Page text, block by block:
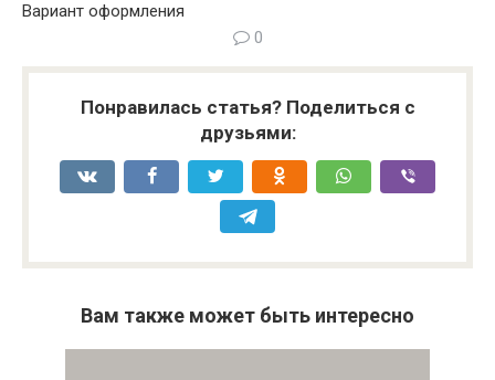
Вариант оформления
0
Понравилась статья? Поделиться с
друзьями:
Вам также может быть интересно